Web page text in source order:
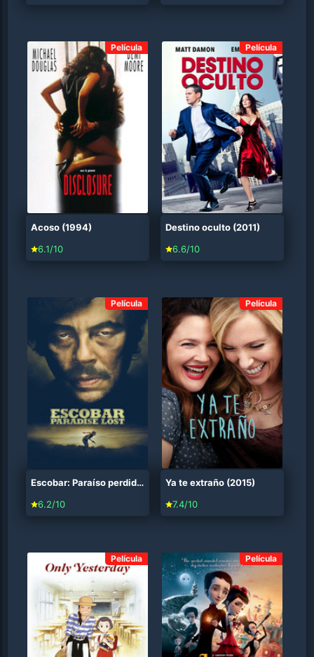
Película
Acoso (1994)
6.1/10
Película
Destino oculto (2011)
6.6/10
Película
Escobar: Paraíso perdido (2014)
6.2/10
Película
Ya te extraño (2015)
7.4/10
Película Película